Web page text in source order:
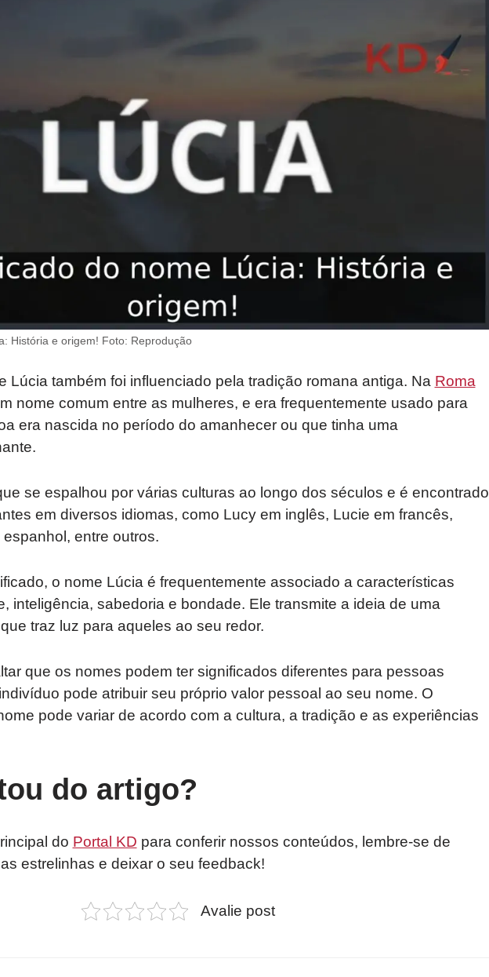
História e origem! Foto: Reprodução
Lúcia também foi influenciado pela tradição romana antiga. Na Roma
nome comum entre as mulheres, e era frequentemente usado para
era nascida no período do amanhecer ou que tinha uma
se espalhou por várias culturas ao longo dos séculos e é encontrado
em diversos idiomas, como Lucy em inglês, Lucie em francês,
entre outros.
o nome Lúcia é frequentemente associado a características
inteligência, sabedoria e bondade. Ele transmite a ideia de uma
traz luz para aqueles ao seu redor.
que os nomes podem ter significados diferentes para pessoas
pode atribuir seu próprio valor pessoal ao seu nome. O
pode variar de acordo com a cultura, a tradição e as experiências
do artigo?
do Portal KD para conferir nossos conteúdos, lembre-se de
estrelinhas e deixar o seu feedback!
Avalie post